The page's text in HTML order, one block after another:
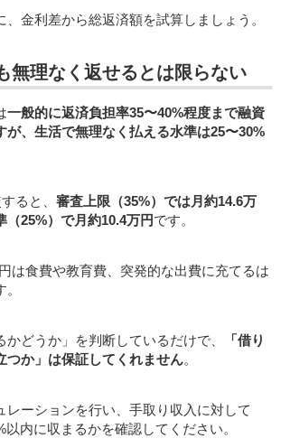
、金利差から総返済額を試算しましょう。
無理なく返せるとは限らない
一般的に返済負担率35〜40%程度まで融資
が、生活で無理なく払える水準は25〜30%
ると、 審査上限（35%）では月約14.6万
（25%）で月約10.4万円です。
は食費や教育費、突発的な出費に充てるは
どうか」を判断しているだけで、
「借り
つか」は保証してくれません。
レーションを行い、手取り収入に対して
以内に収まるかを確認してください。